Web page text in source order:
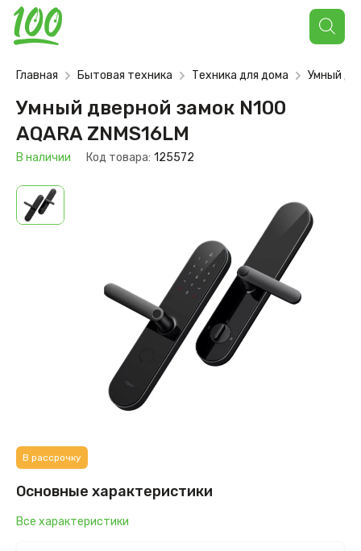
Поиск
товаров
Главная Бытовая техника Техника для дома Умный
Умный дверной замок N100
AQARA ZNMS16LM
В наличии Код товара: 125572
В рассрочку
Основные характеристики
Все характеристики